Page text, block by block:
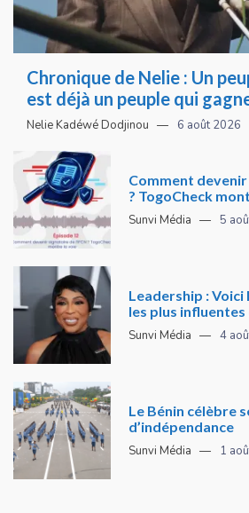
Chronique de Nelie : Un
est déjà un peuple qui
Nelie Kadéwé Dodjinou 6 août 2026
Comment devenir
? TogoCheck
Sunvi Média 5
Leadership :
les plus influentes
Sunvi Média 4
Le Bénin célèbre
d’indépendance
Sunvi Média 1